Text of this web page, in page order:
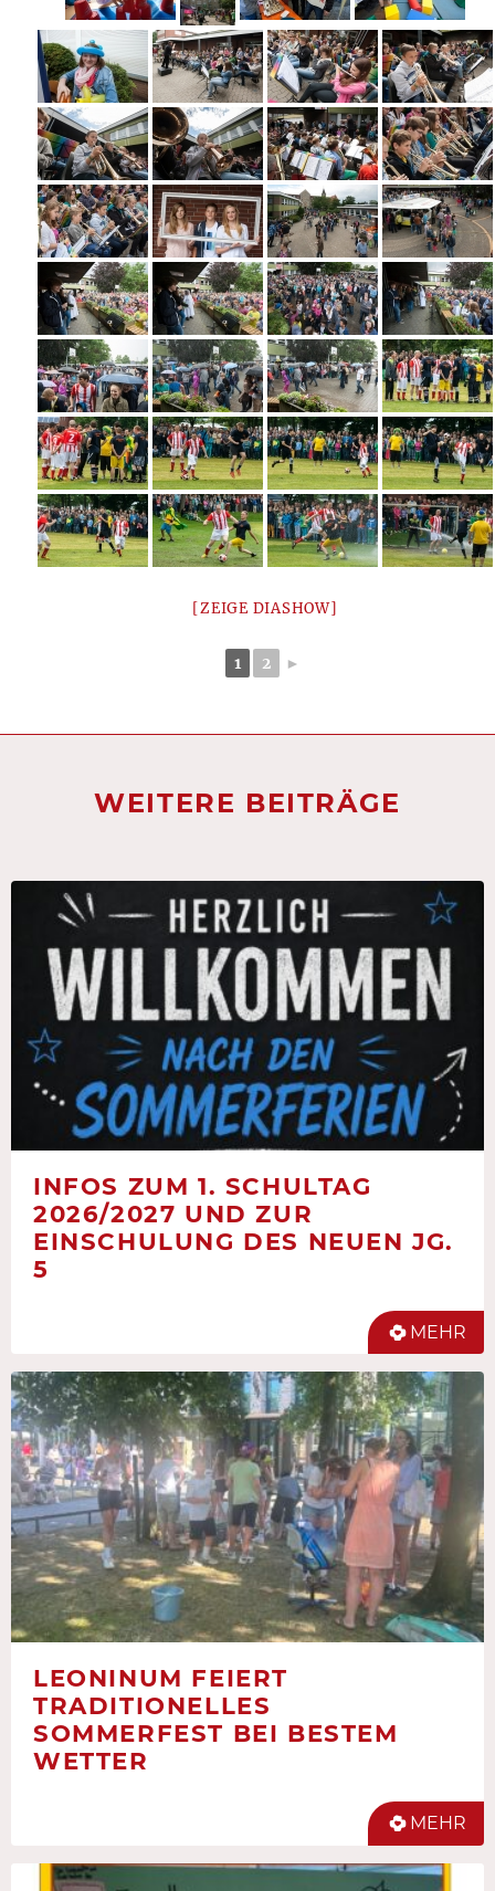
[ZEIGE DIASHOW]
1 2 ►
WEITERE BEITRÄGE
INFOS ZUM 1. SCHULTAG
2026/2027 UND ZUR
EINSCHULUNG DES NEUEN JG.
5
MEHR
LEONINUM FEIERT
TRADITIONELLES
SOMMERFEST BEI BESTEM
WETTER
MEHR